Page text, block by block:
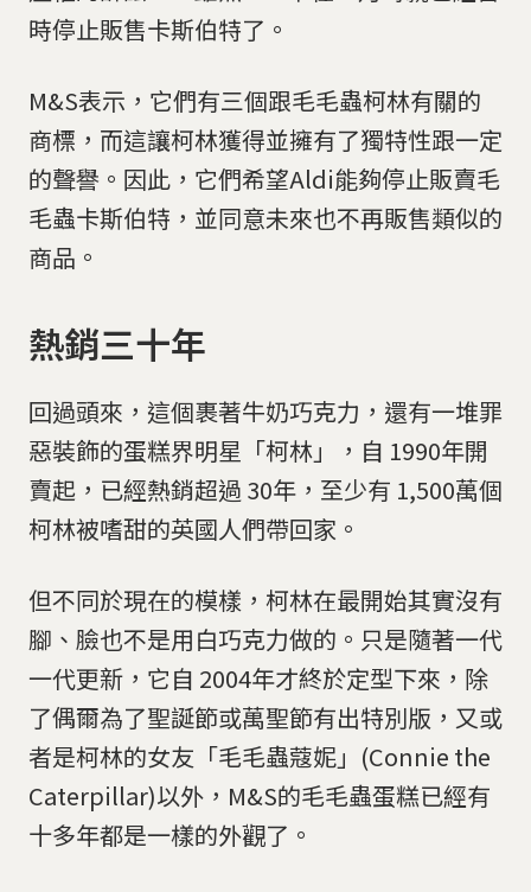
時停止販售卡斯伯特了。
M&S表示，它們有三個跟毛毛蟲柯林有關的
商標，而這讓柯林獲得並擁有了獨特性跟一定
的聲譽。因此，它們希望Aldi能夠停止販賣毛
毛蟲卡斯伯特，並同意未來也不再販售類似的
商品。
熱銷三十年
回過頭來，這個裹著牛奶巧克力，還有一堆罪
惡裝飾的蛋糕界明星「柯林」，自 1990年開
賣起，已經熱銷超過 30年，至少有 1,500萬個
柯林被嗜甜的英國人們帶回家。
但不同於現在的模樣，柯林在最開始其實沒有
腳、臉也不是用白巧克力做的。只是隨著一代
一代更新，它自 2004年才終於定型下來，除
了偶爾為了聖誕節或萬聖節有出特別版，又或
者是柯林的女友「毛毛蟲蔻妮」(Connie the
Caterpillar)以外，M&S的毛毛蟲蛋糕已經有
十多年都是一樣的外觀了。